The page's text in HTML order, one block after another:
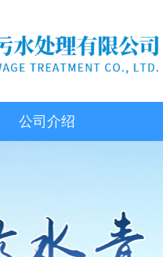
公司介绍